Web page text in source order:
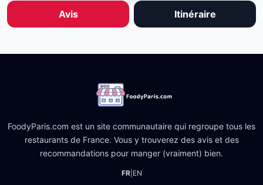
Avis Itinéraire
FoodyParis.com est un site communautaire qui regroupe tous les
restaurants de France. Vous y trouverez des avis et des
recommandations pour manger (vraiment) bien.
FR| EN